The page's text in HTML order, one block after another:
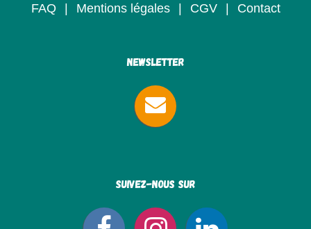
FAQ | Mentions légales | CGV | Contact
Newsletter
Suivez-nous sur